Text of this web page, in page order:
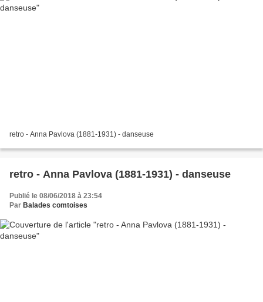
retro - Anna Pavlova (1881-1931) - danseuse
retro - Anna Pavlova (1881-1931) - danseuse
Publié le 08/06/2018 à 23:54
Par Balades comtoises